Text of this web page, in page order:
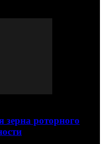
зерна роторного